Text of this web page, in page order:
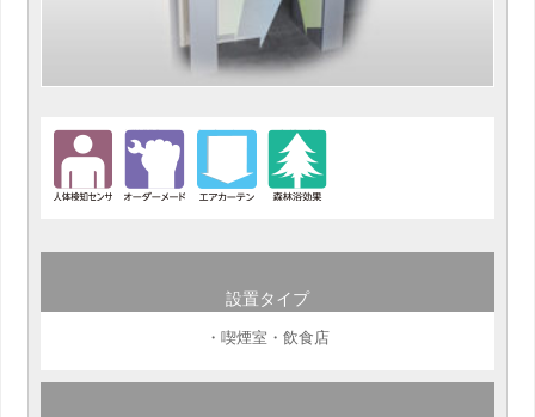
設置タイプ
・喫煙室・飲食店